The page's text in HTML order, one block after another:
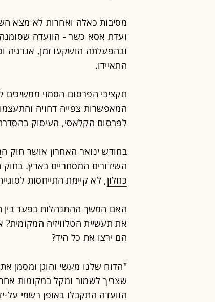
מסיבות כאלה ואחרות לא מצא
ועדת אסא כשר - הוועדה שסומנה
ובהפעלתה הושקעו זמן, אנרגיה
התאיידו.
תקציבי הפרסום הסמוי ממשיכים
המאפשרות צפייה דחויה
לפרסום הקלאסי, העיסוק
בחודש ינואר האחרון אושר חוק ה
השידורים המסחריים בארץ.
כחלון, לא קיימת התייחסות
האם המשך ההתנהלות בפער בין
את תעשיית הטלוויזיה המקומית?
הם ירצו את כל היד?
"הדוח שלנו מעשי והוגן ומסמן
שצריך לשמור ומקל במקומות
הוועדה התקבלו באופן רשמי